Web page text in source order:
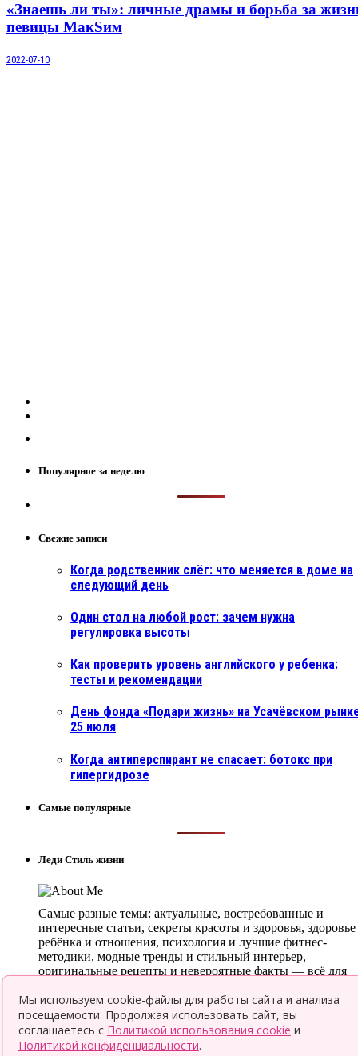
«Знаешь ли ты»: личные драмы и борьба за
певицы МакSим
2022-07-10
Популярное за неделю
Свежие записи
Когда родственник слёг: что меняется в доме на
следующий день
Один стол на любой рост: зачем нужна
регулировка высоты
Как проверить уровень английского у ребенка:
тесты и рекомендации
День фонда «Подари жизнь» на Усачёвском
25 июля
Когда антиперспирант не спасает: ботокс при
гипергидрозе
Самые популярные
Леди Стиль жизни
Самые разные темы: актуальные, востребованные и
интересные статьи, секреты красоты и здоровья, здоровье
ребёнка и отношения, психология и лучшие фитнес-
методики, модные тренды и стильный интерьер,
оригинальные рецепты и невероятные факты — всё для
© 2026 Леди LifeStyle
Top
Мы используем cookie-файлы для работы сайта и анализа
посещаемости. Продолжая использовать сайт, вы
соглашаетесь с Политикой использования cookie и
Политикой конфиденциальности.